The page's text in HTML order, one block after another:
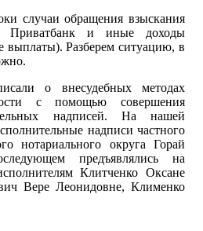
случаи обращения взыскания
Приватбанк и иные доходы
выплаты). Разберем ситуацию, в
о внесудебных методах
с помощью совершения
надписей. На нашей
надписи частного
нотариального округа Горай
предъявлялись на
Клитченко Оксане
Вере Леонидовне, Клименко